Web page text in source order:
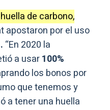
de carbono,
apostaron por el uso
“En 2020 la
a usar100%
los bonos por
que tenemos y
a tener una huella